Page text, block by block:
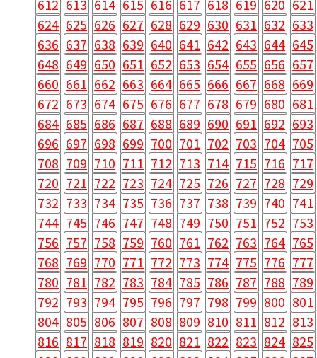
612 613 614 615 616 617 618 619 620 621
624 625 626 627 628 629 630 631 632 633
636 637 638 639 640 641 642 643 644 645
648 649 650 651 652 653 654 655 656 657
660 661 662 663 664 665 666 667 668 669
672 673 674 675 676 677 678 679 680 681
684 685 686 687 688 689 690 691 692 693
696 697 698 699 700 701 702 703 704 705
708 709 710 711 712 713 714 715 716 717
720 721 722 723 724 725 726 727 728 729
732 733 734 735 736 737 738 739 740 741
744 745 746 747 748 749 750 751 752 753
756 757 758 759 760 761 762 763 764 765
768 769 770 771 772 773 774 775 776 777
780 781 782 783 784 785 786 787 788 789
792 793 794 795 796 797 798 799 800 801
804 805 806 807 808 809 810 811 812 813
816 817 818 819 820 821 822 823 824 825